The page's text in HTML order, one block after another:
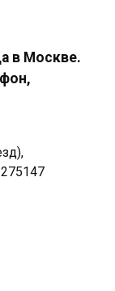
в Москве.